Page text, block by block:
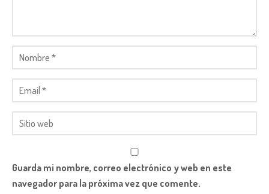
Guarda mi nombre, correo electrónico y web en este
navegador para la próxima vez que comente.